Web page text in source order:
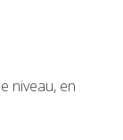
niveau, en